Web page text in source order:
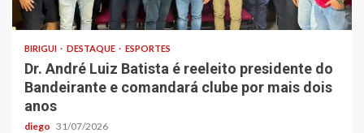
BIRIGUI DESTAQUE ESPORTES
Dr. André Luiz Batista é reeleito presidente do
Bandeirante e comandará clube por mais dois
anos
diego 31/07/2026